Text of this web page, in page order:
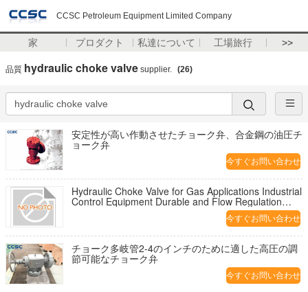
CCSC Petroleum Equipment Limited Company
家 プロダクト 私達について 工場旅行 >>
品質 hydraulic choke valve supplier. (26)
安定性が高い作動させたチョーク弁、合金鋼の油圧チ
ョーク弁
今すぐお問い合わせ
Hydraulic Choke Valve for Gas Applications Industrial
Control Equipment Durable and Flow Regulation
今すぐお問い合わせ
チョーク多岐管2-4のインチのために適した高圧の調
節可能なチョーク弁
今すぐお問い合わせ